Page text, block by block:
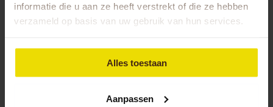
informatie die u aan ze heeft verstrekt of die ze hebben
verzameld op basis van uw gebruik van hun services.
Alles toestaan
Aanpassen
Duofietsen kwalificeren vaak alsmedisch
hulpmiddel, waardoor ze onder het verlaagde
aanschafprijs. Voor deze korting moet de fiets
geregistreerd staan als hulpmiddel.